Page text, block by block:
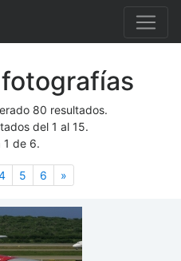
80 resultados.
del 1 al 15.
1 de 6.
5 6 »Siguiente